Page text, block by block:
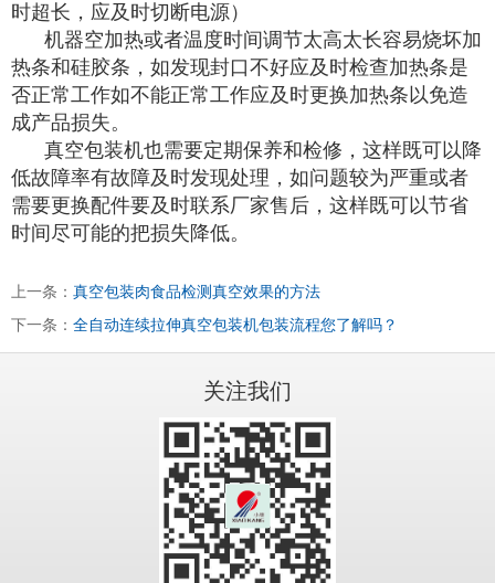
时超长，应及时切断电源）
机器空加热或者温度时间调节太高太长容易烧坏加
热条和硅胶条，如发现封口不好应及时检查加热条是
否正常工作如不能正常工作应及时更换加热条以免造
成产品损失。
真空包装机也需要定期保养和检修，这样既可以降
低故障率有故障及时发现处理，如问题较为严重或者
需要更换配件要及时联系厂家售后，这样既可以节省
时间尽可能的把损失降低。
上一条： 真空包装肉食品检测真空效果的方法
下一条： 全自动连续拉伸真空包装机包装流程您了解吗？
关注我们